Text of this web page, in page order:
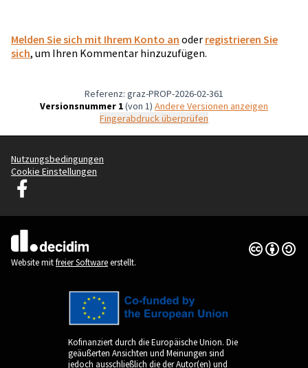
Melden Sie sich mit Ihrem Konto an oder registrieren Sie
sich, um Ihren Kommentar hinzuzufügen.
Referenz: graz-PROP-2026-02-361
Versionsnummer 1(von 1)
Andere Versionen anzeigen
Fingerabdruck überprüfen
Nutzungsbedingungen
Cookie Einstellungen
Graz Gemeinsam Gestalten auf Facebook
(Externer Link)
Website mitfreier Softwareerstellt.
Creative
(Externer
Kofinanziert durch die Europäische Union. Die
geäußerten Ansichten und Meinungen sind
jedoch ausschließlich die der Autor(en) und